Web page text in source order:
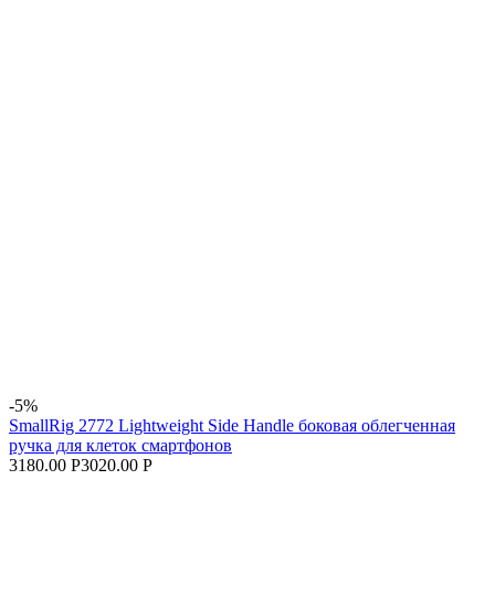
-5%
SmallRig 2772 Lightweight Side Handle боковая облегченная
ручка для клеток смартфонов
3180.00 Р3020.00 Р